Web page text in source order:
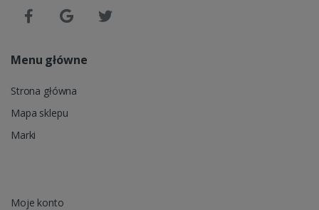
Menu główne
Strona główna
Mapa sklepu
Marki
Moje konto